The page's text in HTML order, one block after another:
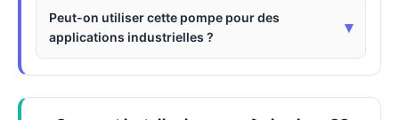
Peut-on utiliser cette pompe pour des
applications industrielles ?
▾